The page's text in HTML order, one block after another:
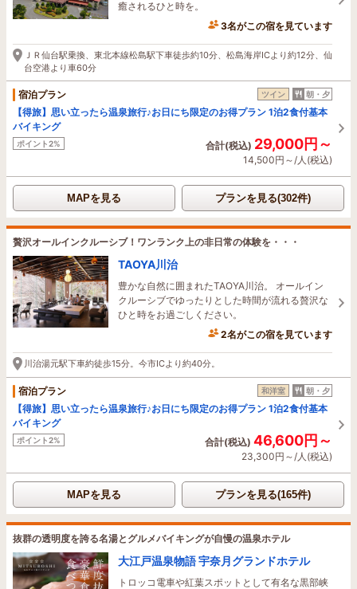
癒されるひと時を。
3名がこの宿を見ています
2時間前に予約されました
ＪＲ仙台駅乗換、東北本線松島駅下車徒歩約10分、松島海岸ICより約12分、仙
台空港より車60分
宿泊プラン ツイン 朝・夕
【得旅】思い立ったら温泉旅行♪お日にち限定のお得プラン 1泊2食付基本
バイキング
ポイント2% 合計(税込) 29,000円～
14,500円～/人(税込)
MAPを見る プランを見る(302件)
贅沢オールインクルーシブ！ワンランク上の非日常の体験を・・・
TAOYA川治
豊かな自然に囲まれたTAOYA川治。 オールイン
クルーシブでゆったりとした時間が流れる贅沢な
ひと時をお過ごしください。
2名がこの宿を見ています
1時間前に予約されました
川治湯元駅下車約徒歩15分。今市ICより約40分。
宿泊プラン 和洋室 朝・夕
【得旅】思い立ったら温泉旅行♪お日にち限定のお得プラン 1泊2食付基本
バイキング
ポイント2% 合計(税込) 46,600円～
23,300円～/人(税込)
MAPを見る プランを見る(165件)
抜群の透明度を誇る名湯とグルメバイキングが自慢の温泉ホテル
大江戸温泉物語 宇奈月グランドホテル
トロッコ電車や紅葉スポットとして有名な黒部峡